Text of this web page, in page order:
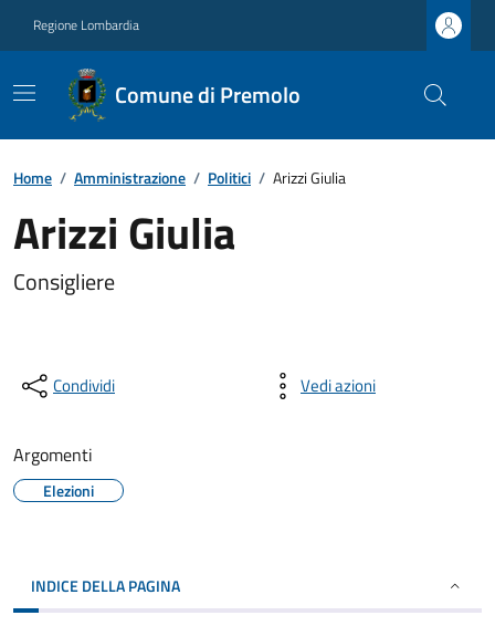
Regione Lombardia
Comune di Premolo
Home / Amministrazione / Politici / Arizzi Giulia
Arizzi Giulia
Consigliere
Condividi Vedi azioni
Argomenti
Elezioni
INDICE DELLA PAGINA